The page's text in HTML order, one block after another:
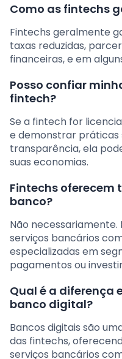
Como as fintechs
Fintechs geralmente
taxas reduzidas,
financeiras, e em
Posso confiar
fintech?
Se a fintech for
e demonstrar práticas
transparência, ela
suas economias.
Fintechs oferecem
banco?
Não
serviços bancários
especializadas em
pagamentos ou
Qual é a diferença
banco digital?
Bancos digitais são
das fintechs,
serviços bancários